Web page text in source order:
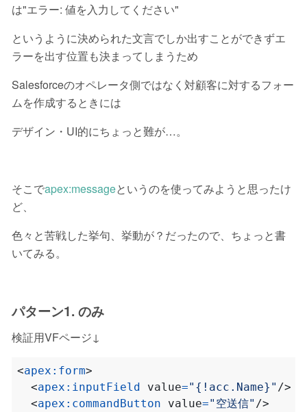
は"エラー: 値を入力してください"
というように決められた文言でしか出すことができずエ
ラーを出す位置も決まってしまうため
Salesforceのオペレータ側ではなく対顧客に対するフォー
ムを作成するときには
デザイン・UI的にちょっと難が…。
そこでapex:messageというのを使ってみようと思ったけ
ど、
色々と苦戦した挙句、挙動が？だったので、ちょっと書
いてみる。
パターン1. のみ
検証用VFページ↓
<apex:form>
<apex:inputField value="{!acc.Name}" />
<apex:commandButton value="空送信" />